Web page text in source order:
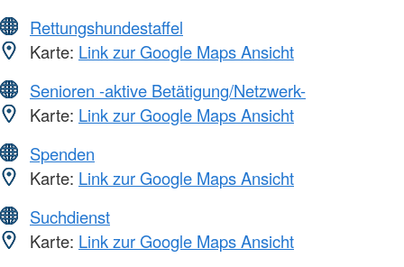
Rettungshundestaffel
Karte: Link zur Google Maps Ansicht
Senioren -aktive Betätigung/Netzwerk-
Karte: Link zur Google Maps Ansicht
Spenden
Karte: Link zur Google Maps Ansicht
Suchdienst
Karte: Link zur Google Maps Ansicht